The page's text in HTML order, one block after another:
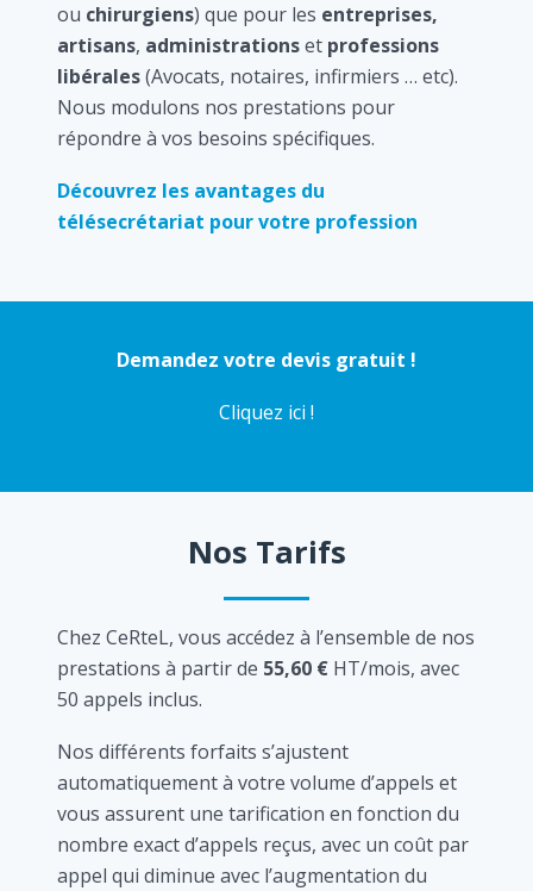
ou chirurgiens) que pour les entreprises,
artisans, administrationset professions
libérales(Avocats, notaires, infirmiers … etc).
Nous modulons nos prestations pour
répondre à vos besoins spécifiques.
Découvrez les avantages du
télésecrétariat pour votre profession
Demandez votre devis gratuit !
Cliquez ici !
Nos Tarifs
Chez CeRteL, vous accédez à l’ensemble de nos
prestations à partir de 55,60 € HT/mois, avec
50 appels inclus.
Nos différents forfaits s’ajustent
automatiquement à votre volume d’appels et
vous assurent une tarification en fonction du
nombre exact d’appels reçus, avec un coût par
appel qui diminue avec l’augmentation du